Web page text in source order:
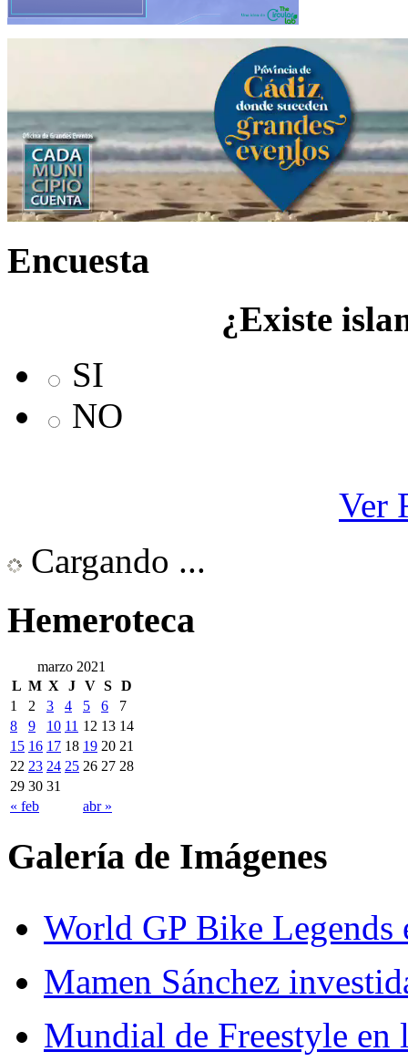
Encuesta
¿Existe
SI
NO
Ver
Cargando ...
Hemeroteca
marzo 2021
L M X J V S D
« feb abr »
1 2 3 4 5 6
7
8
9 10 11 12 13 14
15 16 17 18 19 20 21
22 23 24 25 26 27 28
29 30 31
Galería de Imágenes
World GP Bike Legends
Mamen Sánchez
Mundial de Freestyle en